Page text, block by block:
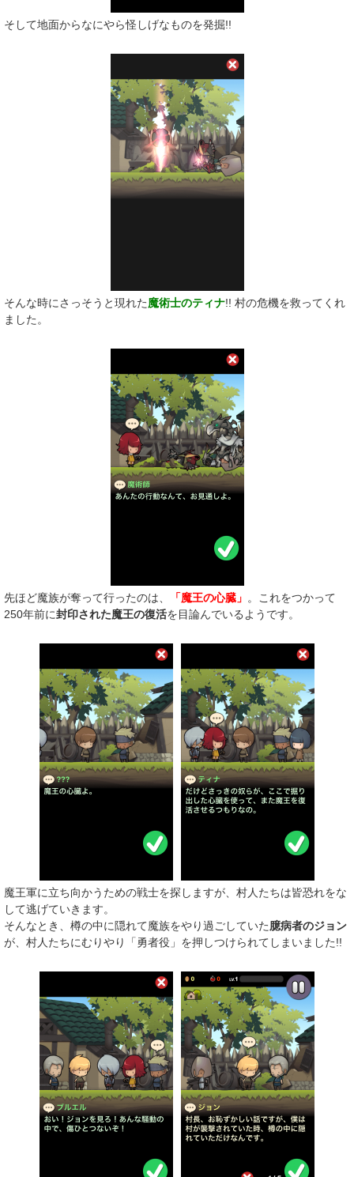
そして地面からなにやら怪しげなものを発掘!!
そんな時にさっそうと現れた魔術士のティナ!! 村の危機を救ってくれ
ました。
先ほど魔族が奪って行ったのは、 「魔王の心臓」 。これをつかって
250年前に封印された魔王の復活を目論んでいるようです。
魔王軍に立ち向かうための戦士を探しますが、村人たちは皆恐れをな
して逃げていきます。
そんなとき、樽の中に隠れて魔族をやり過ごしていた臆病者のジョン
が、村人たちにむりやり「勇者役」を押しつけられてしまいました!!